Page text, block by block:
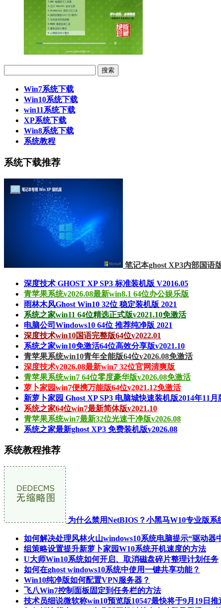
Win7系统下载
Win10系统下载
win11系统下载
XP系统下载
Win8系统下载
系统教程
系统下载推荐
笔记本ghost XP3内部国语
深度技术 GHOST XP SP3 标准装机版 V2016.05
青苹果系统v2026.08最新win8.1 64位办公娱乐版
雨林木风Ghost Win10 32位 稳定装机版 2021
系统之家win11 64位精选正式版v2021.10免激活
电脑公司Windows10 64位 推荐纯净版 2021
深度技术win10国语完整版64位v2022.01
系统之家win10免激活64位高效分享版v2021.10
青苹果系统win10青年全能版64位v2026.08免激活
深度技术v2026.08最新win7 32位官网清爽版
青苹果系统win7 64位零度豪华版v2026.08免激活
萝卜家园win7便携万能版64位v2021.12免激活
新萝卜家园 Ghost XP SP3 电脑城快速装机版2014年11月
系统之家64位win7最新简体版v2021.10
青苹果系统win7最新32位光速干净版v2026.08
系统之家最新ghost XP3 免费装机版v2026.08
系统教程推荐
为什么禁用NetBIOS？小黑马W10专业版
如何解决处理风林火山windows10系统电脑提示“驱动器
组策略设置提升新萝卜家园W10系统开机速度的方法
U大师Win10系统如何开启、取消磁盘碎片整理计划任务
如何在ghost windows10系统中使用一键共享功能？
Win10纯净版如何配置VPN服务器？
飞八Win7控制面板固定到任务栏的方法
技术员细说微软称win10预览版10547最快将于9月19日推